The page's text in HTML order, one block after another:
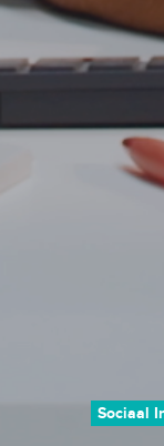
Sociaal